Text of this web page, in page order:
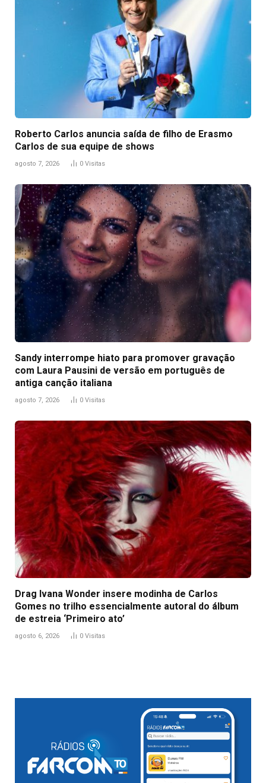
Roberto Carlos anuncia saída de filho de Erasmo
Carlos de sua equipe de shows
agosto 7, 2026 0 Visitas
Sandy interrompe hiato para promover gravação
com Laura Pausini de versão em português de
antiga canção italiana
agosto 7, 2026 0 Visitas
Drag Ivana Wonder insere modinha de Carlos
Gomes no trilho essencialmente autoral do álbum
de estreia ‘Primeiro ato’
agosto 6, 2026 0 Visitas